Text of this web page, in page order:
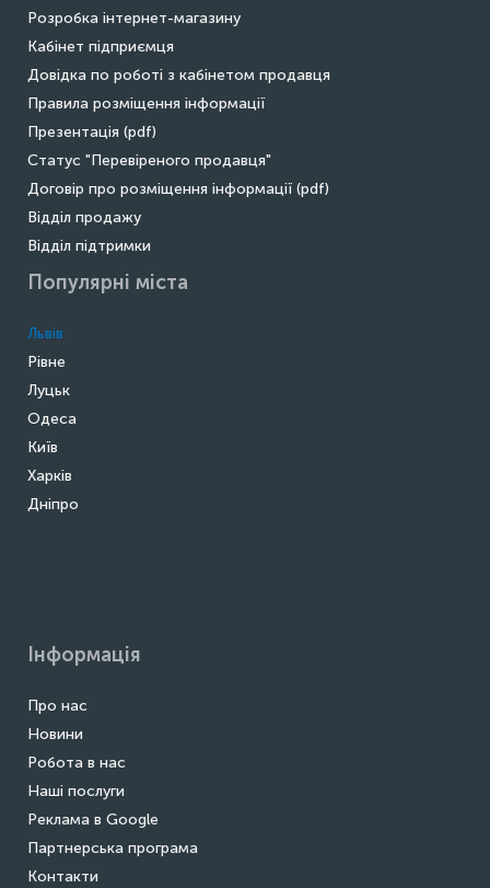
Розробка інтернет-магазину
Кабінет підприємця
Довідка по роботі з кабінетом продавця
Правила розміщення інформації
Презентація (pdf)
Статус "Перевіреного продавця"
Договір про розміщення інформації (pdf)
Відділ продажу
Відділ підтримки
Популярні міста
Львів
Рівне
Луцьк
Одеса
Київ
Харків
Дніпро
Інформація
Про нас
Новини
Робота в нас
Наші послуги
Реклама в Google
Партнерська програма
Контакти